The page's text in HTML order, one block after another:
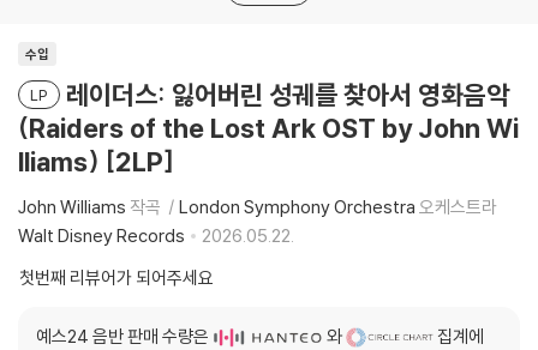
수입
LP
레이더스: 잃어버린 성궤를 찾아서 영화음악
(Raiders of the Lost Ark OST by John Wi
lliams) [2LP]
John Williams 작곡 London Symphony Orchestra 오케스트라
Walt Disney Records
2026.05.22.
첫번째 리뷰어가 되어주세요
예스24 음반 판매 수량은 와
집계에